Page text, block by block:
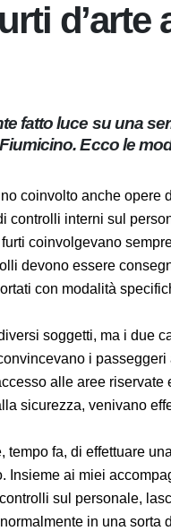
d’arte
fatto luce su
di Fiumicino.
coinvolto anche
una serie di controlli
Fiumicino. I furti
misura. Questi
essere gestiti e
diversi soggetti, ma i
aeroportuali,
sparire.
a personale addetto
tempo fa, di
italiano.